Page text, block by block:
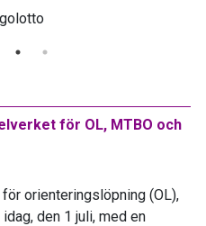
för OL, MTBO och
orienteringslöpning (OL),
den 1 juli, med en